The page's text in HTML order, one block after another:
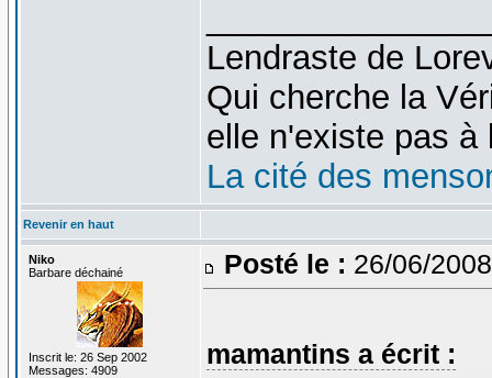
Lendraste de
Qui cherche la
elle n'existe pas à
La cité des
Revenir en haut
Niko
Barbare déchainé
Inscrit le: 26 Sep 2002
Messages: 4909
Posté le : 26/06/
mamantins a écrit :